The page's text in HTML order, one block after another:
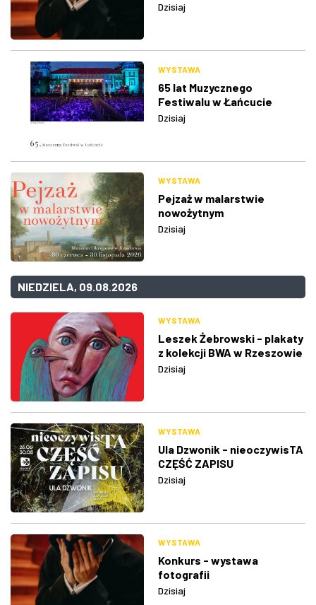
Dzisiaj
WYSTAWA
65 lat Muzycznego
Festiwalu w Łańcucie
Dzisiaj
WYSTAWA
Pejzaż w malarstwie
nowożytnym
Dzisiaj
NIEDZIELA, 09.08.2026
WYSTAWA
Leszek Żebrowski - plakaty
z kolekcji BWA w Rzeszowie
Dzisiaj
WYSTAWA
Ula Dzwonik - nieoczywisTA
CZĘŚĆ ZAPISU
Dzisiaj
WYSTAWA
Konkurs - wystawa
fotografii
Dzisiaj